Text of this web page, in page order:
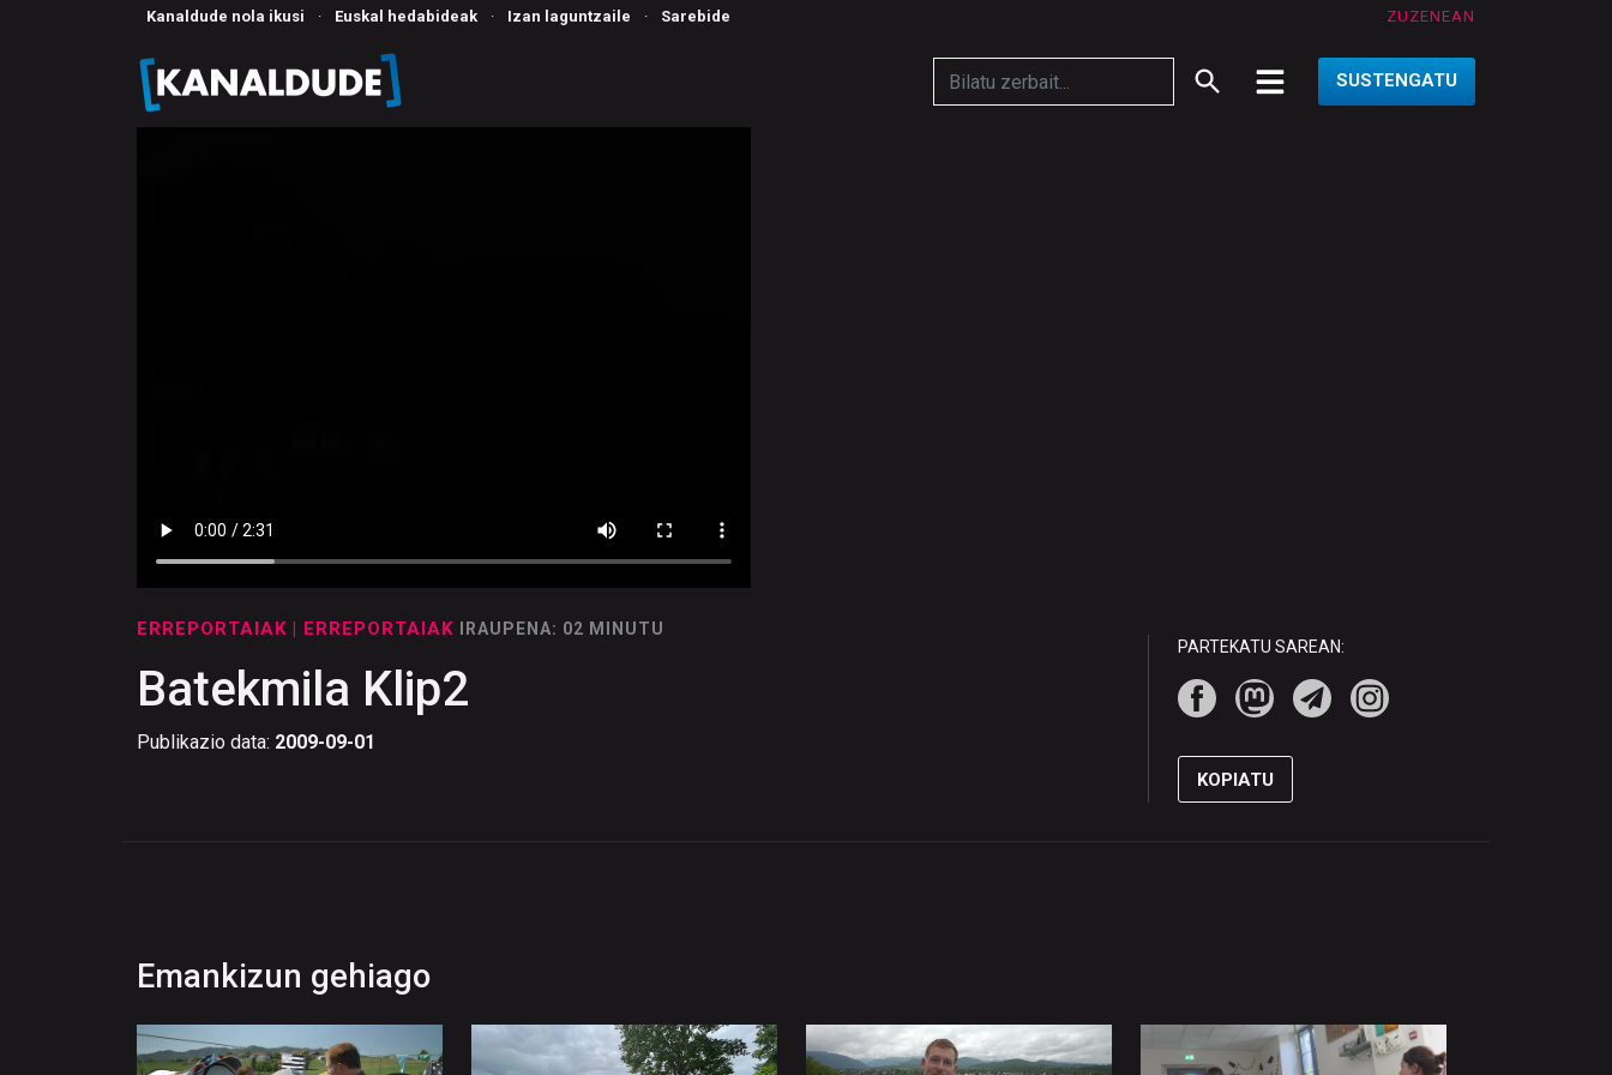
Kanaldude nola ikusi · Euskal hedabideak · Izan laguntzaile · Sarebide ZUZENEAN
SUSTENGATU
ERREPORTAIAK | ERREPORTAIAK IRAUPENA: 02 MINUTU
Batekmila Klip2
Publikazio data: 2009-09-01
PARTEKATU SAREAN:
KOPIATU
Emankizun gehiago